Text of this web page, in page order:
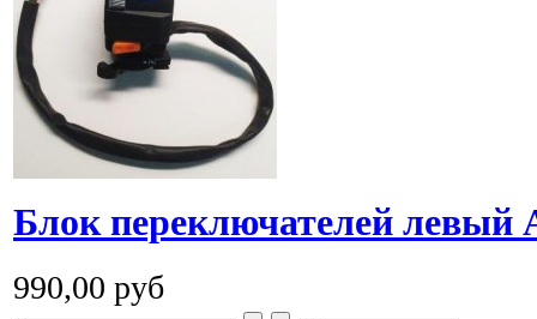
Блок переключателей левый
990,00 руб